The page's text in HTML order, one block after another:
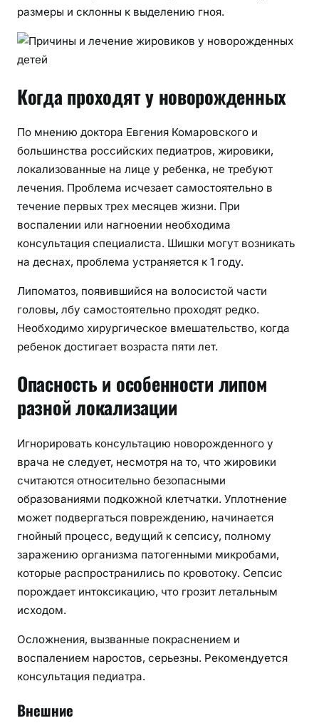
размеры и склонны к выделению гноя.
Когда проходят у новорожденных
По мнению доктора Евгения Комаровского и
большинства российских педиатров, жировики,
локализованные на лице у ребенка, не требуют
лечения. Проблема исчезает самостоятельно в
течение первых трех месяцев жизни. При
воспалении или нагноении необходима
консультация специалиста. Шишки могут возникать
на деснах, проблема устраняется к 1 году.
Липоматоз, появившийся на волосистой части
головы, лбу самостоятельно проходят редко.
Необходимо хирургическое вмешательство, когда
ребенок достигает возраста пяти лет.
Опасность и особенности липом
разной локализации
Игнорировать консультацию новорожденного у
врача не следует, несмотря на то, что жировики
считаются относительно безопасными
образованиями подкожной клетчатки. Уплотнение
может подвергаться повреждению, начинается
гнойный процесс, ведущий к сепсису, полному
заражению организма патогенными микробами,
которые распространились по кровотоку. Сепсис
порождает интоксикацию, что грозит летальным
исходом.
Осложнения, вызванные покраснением и
воспалением наростов, серьезны. Рекомендуется
консультация педиатра.
Внешние